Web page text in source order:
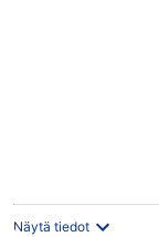
Näytä tiedot